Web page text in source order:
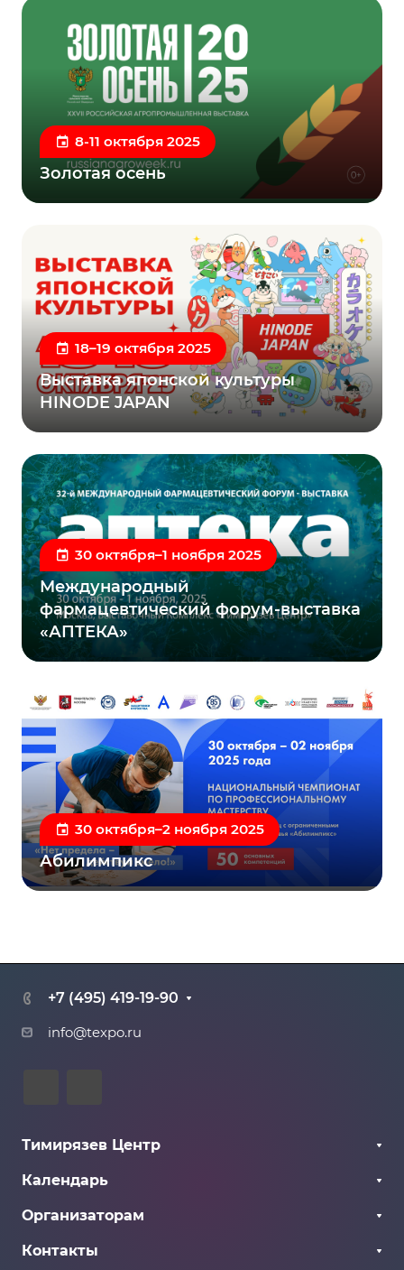
8-11 октября 2025
Золотая осень
18–19 октября 2025
Выставка японской культуры
HINODE JAPAN
30 октября–1 ноября 2025
Международный
фармацевтический форум-выставка
«АПТЕКА»
30 октября–2 ноября 2025
Абилимпикс
+7 (495) 419-19-90
info@texpo.ru
Тимирязев Центр
О Центре
Календарь
Все мероприятия
Организаторам
Информация для организаторов
Контакты